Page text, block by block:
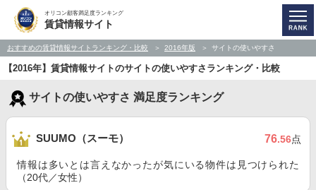
オリコン顧客満足度ランキング
賃貸情報サイト
おすすめの賃貸情報サイトランキング・比較 2016年版 サイトの使いやすさ
【2016年】賃貸情報サイトのサイトの使いやすさランキング・比較
サイトの使いやすさ 満足度ランキング
SUUMO（スーモ） 76.56点
情報は多いとは言えなかったが気にいる物件は見つけられた
（20代／女性）